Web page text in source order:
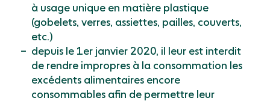
à usage unique en matière plastique
(gobelets, verres, assiettes, pailles, couverts,
etc.)
depuis le 1er janvier 2020, il leur est interdit
de rendre impropres à la consommation les
excédents alimentaires encore
consommables afin de permettre leur